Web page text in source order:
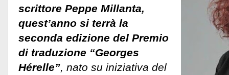
scrittore Peppe Millanta,
quest’anno si terrà la
seconda edizione del Premio
di traduzione “Georges
Hérelle” , nato su iniziativa del